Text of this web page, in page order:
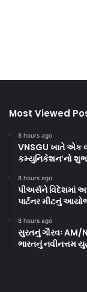
Most Viewed
8 hours ago
VNSGU ખાતે એક
કમ્યુનિકેશન’નો
8 hours ago
પીઅર્સને વિદેશમાં
પાર્ટનર મીટનું
8 hours ago
સુરતનું ગૌરવઃ AM/
ભારતનું નવીનત્તમ